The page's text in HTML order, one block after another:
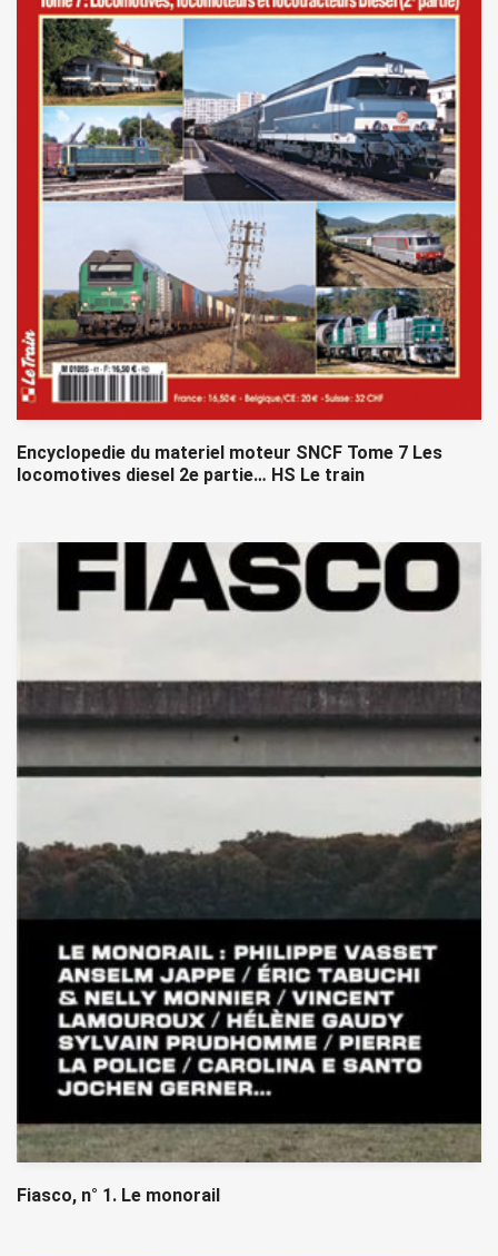
Encyclopedie du materiel moteur SNCF Tome 7 Les
locomotives diesel 2e partie… HS Le train
Fiasco, n° 1. Le monorail